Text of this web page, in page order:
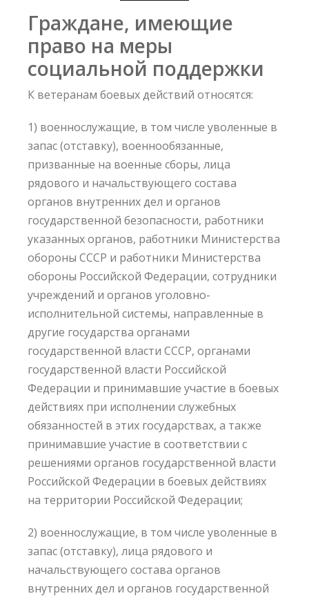
Граждане, имеющие
право на меры
социальной поддержки
К ветеранам боевых действий относятся:
1) военнослужащие, в том числе уволенные в
запас (отставку), военнообязанные,
призванные на военные сборы, лица
рядового и начальствующего состава
органов внутренних дел и органов
государственной безопасности, работники
указанных органов, работники Министерства
обороны СССР и работники Министерства
обороны Российской Федерации, сотрудники
учреждений и органов уголовно-
исполнительной системы, направленные в
другие государства органами
государственной власти СССР, органами
государственной власти Российской
Федерации и принимавшие участие в боевых
действиях при исполнении служебных
обязанностей в этих государствах, а также
принимавшие участие в соответствии с
решениями органов государственной власти
Российской Федерации в боевых действиях
на территории Российской Федерации;
2) военнослужащие, в том числе уволенные в
запас (отставку), лица рядового и
начальствующего состава органов
внутренних дел и органов государственной